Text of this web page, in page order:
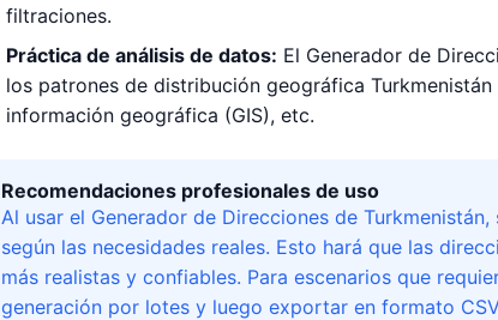
filtraciones.
Práctica de análisis de datos: El Generador de
los patrones de distribución geográfica
información geográfica (GIS), etc.
Recomendaciones profesionales de uso
Al usar el Generador de Direcciones de
según las necesidades reales. Esto hará que las
más realistas y confiables. Para escenarios que
generación por lotes y luego exportar en formato